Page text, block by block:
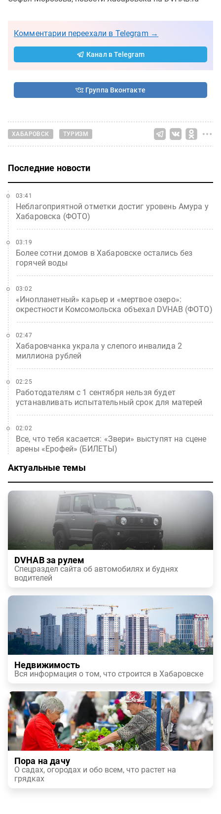
Комментарии переехали в Telegram →
Канал в Telegram
Группа Вконтакте
ХАБАРОВСК ТУРИЗМ
Последние новости
Неблагоприятной отметки достиг уровень Амура у
Хабаровска (ФОТО)
03:41
Более сотни домов в Хабаровске остались без
горячей воды
03:19
«Инопланетный» карьер и «мертвое озеро»:
окрестности Комсомольска объехал DVHAB (ФОТО)
03:02
Хабаровчанка украла у слепого инвалида 2
миллиона рублей
02:47
Работодателям с 1 сентября нельзя будет
устанавливать испытательный срок для матерей
02:25
Все, что тебя касается: «Звери» выступят на сцене
арены «Ерофей» (БИЛЕТЫ)
02:02
Актуальные темы
DVHAB за рулем
Спецраздел сайта об автомобилях и буднях
водителей
Недвижимость
Вся информация о том, что строится в Хабаровске
Пора на дачу
О садах, огородах и обо всем, что растет на
грядках